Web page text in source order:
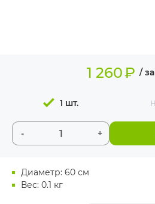
Диаметр: 60 см
Вес: 0.1 кг
1 260₽ /
- +
1 шт.